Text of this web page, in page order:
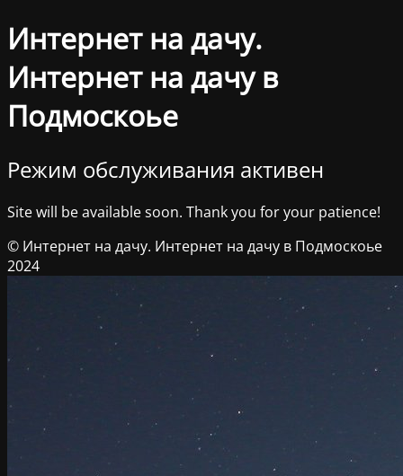
Интернет на дачу.
Интернет на дачу в
Подмоскоье
Режим обслуживания активен
Site will be available soon. Thank you for your patience!
© Интернет на дачу. Интернет на дачу в Подмоскоье
2024